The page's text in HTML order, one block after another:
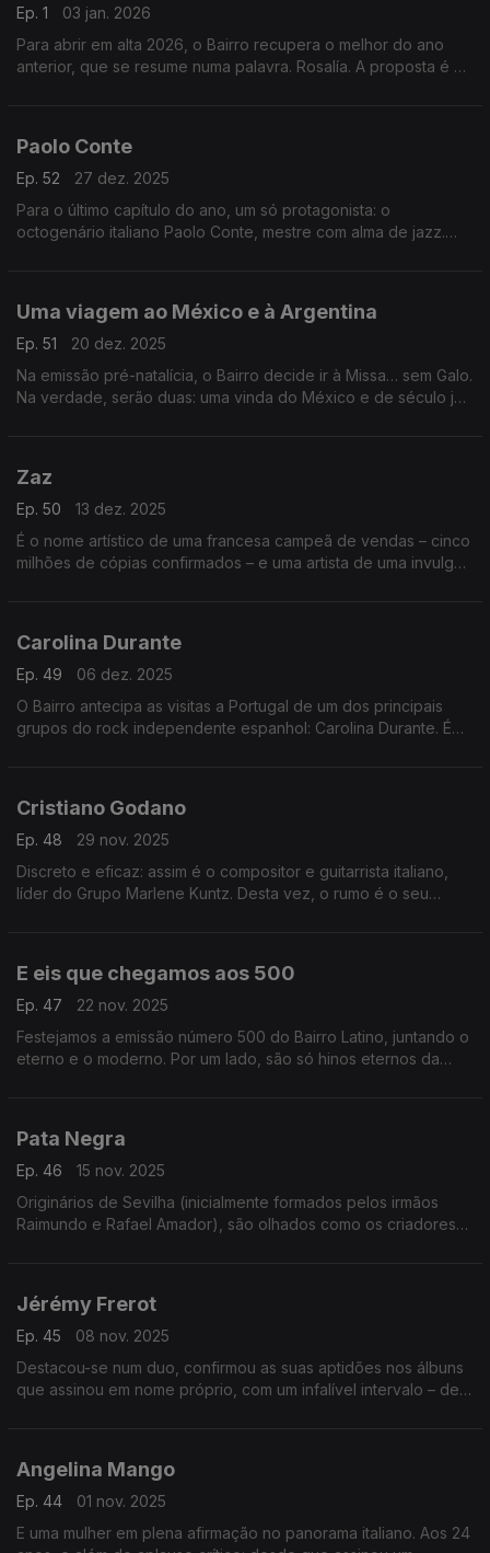
Ep. 1
03 jan. 2026
Para abrir em alta 2026, o Bairro recupera o melhor do ano
anterior, que se resume numa palavra. Rosalía. A proposta é a
Paolo Conte
Ep. 52
27 dez. 2025
Para o último capítulo do ano, um só protagonista: o
octogenário italiano Paolo Conte, mestre com alma de jazz.
Uma viagem ao México e à Argentina
Ep. 51
20 dez. 2025
Na emissão pré-natalícia, o Bairro decide ir à Missa… sem Galo.
Na verdade, serão duas: uma vinda do México e de século já
Zaz
Ep. 50
13 dez. 2025
É o nome artístico de uma francesa campeã de vendas – cinco
milhões de cópias confirmados – e uma artista de uma invulgar
Carolina Durante
Ep. 49
06 dez. 2025
O Bairro antecipa as visitas a Portugal de um dos principais
grupos do rock independente espanhol: Carolina Durante. É
Cristiano Godano
Ep. 48
29 nov. 2025
Discreto e eficaz: assim é o compositor e guitarrista italiano,
líder do Grupo Marlene Kuntz. Desta vez, o rumo é o seu
E eis que chegamos aos 500
Ep. 47
22 nov. 2025
Festejamos a emissão número 500 do Bairro Latino, juntando o
eterno e o moderno. Por um lado, são só hinos eternos da
Pata Negra
Ep. 46
15 nov. 2025
Originários de Sevilha (inicialmente formados pelos irmãos
Raimundo e Rafael Amador), são olhados como os criadores
Jérémy Frerot
Ep. 45
08 nov. 2025
Destacou-se num duo, confirmou as suas aptidões nos álbuns
que assinou em nome próprio, com um infalível intervalo – de
Angelina Mango
Ep. 44
01 nov. 2025
E uma mulher em plena afirmação no panorama italiano. Aos 24